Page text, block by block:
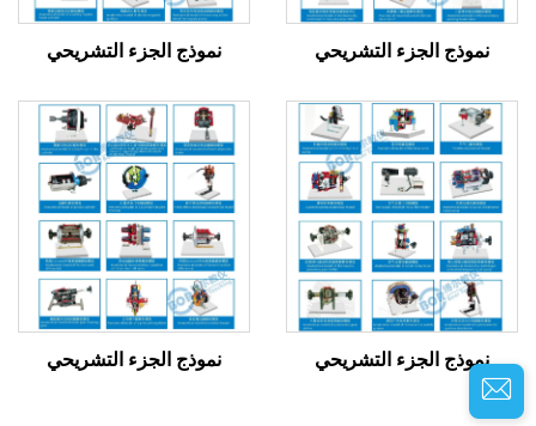
نموذج الجزء التشريحي نموذج الجزء التشريحي
نموذج الجزء التشريحي نموذج الجزء التشريحي